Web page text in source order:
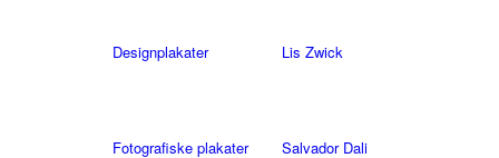
Designplakater
Fotografiske plakater
Lis Zwick
Salvador Dali